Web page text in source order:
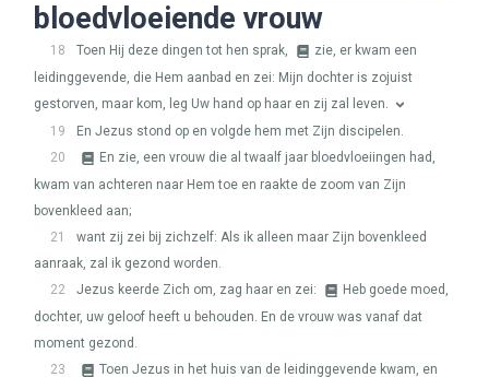
bloedvloeiende vrouw
18 Toen Hij deze dingen tot hen sprak,
zie, er kwam een
leidinggevende, die Hem aanbad en zei: Mijn dochter is zojuist
gestorven, maar kom, leg Uw hand op haar en zij zal leven.
19
En Jezus stond op en volgde hem met Zijn discipelen.
20
En zie, een vrouw die al twaalf jaar bloedvloeiingen had,
kwam van achteren naar Hem toe en raakte de zoom van Zijn
bovenkleed aan;
21
want zij zei bij zichzelf: Als ik alleen maar Zijn bovenkleed
aanraak, zal ik gezond worden.
22
Jezus keerde Zich om, zag haar en zei:
Heb goede moed,
dochter, uw geloof heeft u behouden. En de vrouw was vanaf dat
moment gezond.
23
Toen Jezus in het huis van de leidinggevende kwam, en